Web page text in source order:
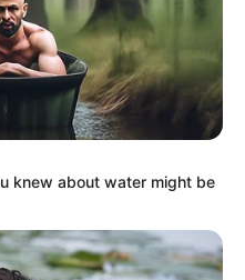
EN GOOGLE NEWS
knew about water might be